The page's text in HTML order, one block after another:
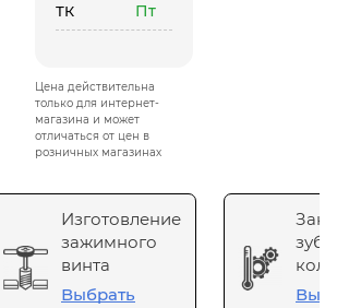
ТК
Пт
Цена действительна
только для интернет-
магазина и может
отличаться от цен в
розничных магазинах
Изготовление
зажимного
винта
Выбрать